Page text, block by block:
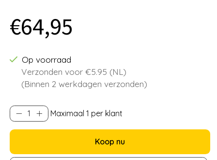
€64,95
Op voorraad
Verzonden voor €5.95 (NL)
(Binnen 2 werkdagen verzonden)
Maximaal 1 per klant
Koop nu